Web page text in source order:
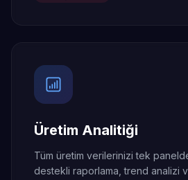
Üretim Analitiği
Tüm üretim verilerinizi tek
destekli raporlama, trend analizi